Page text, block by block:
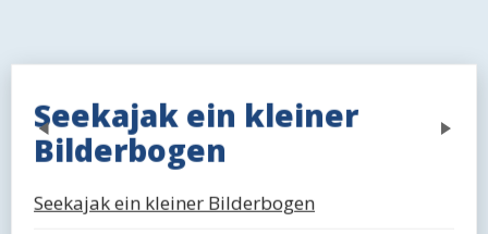
Seekajak ein kleiner
Bilderbogen
Seekajak ein kleiner Bilderbogen
Previous